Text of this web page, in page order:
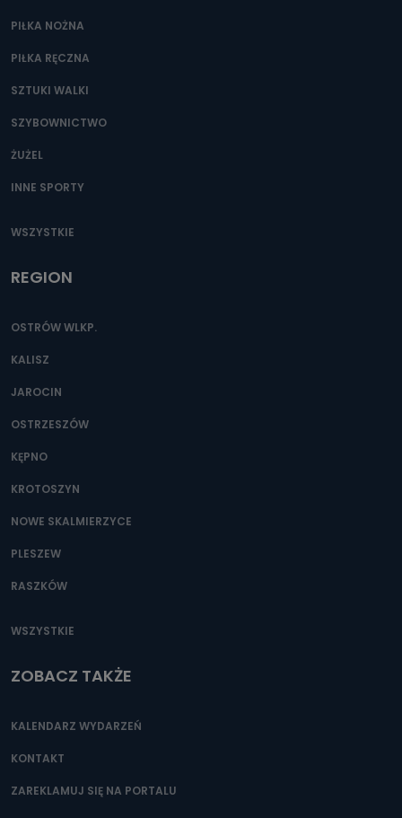
PIŁKA NOŻNA
PIŁKA RĘCZNA
SZTUKI WALKI
SZYBOWNICTWO
ŻUŻEL
INNE SPORTY
WSZYSTKIE
REGION
OSTRÓW WLKP.
KALISZ
JAROCIN
OSTRZESZÓW
KĘPNO
KROTOSZYN
NOWE SKALMIERZYCE
PLESZEW
RASZKÓW
WSZYSTKIE
ZOBACZ TAKŻE
KALENDARZ WYDARZEŃ
KONTAKT
ZAREKLAMUJ SIĘ NA PORTALU